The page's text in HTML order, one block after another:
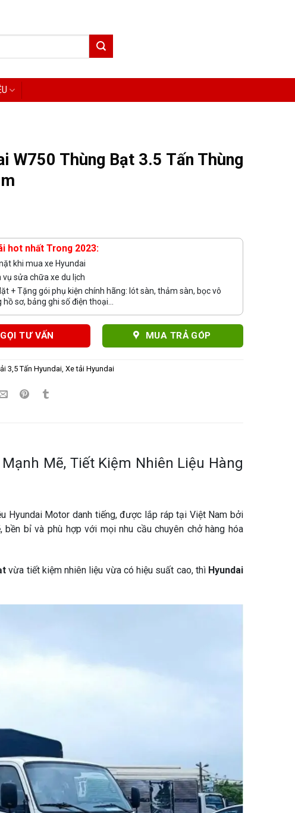
W750 Thùng Bạt 3.5 Tấn Thùng
hot nhất Trong 2023:
khi mua xe Hyundai
vụ sửa chữa xe du lịch
+ Tặng gói phụ kiện chính hãng: lót sàn, thảm sàn, bọc vô
hồ sơ, bảng ghi số điện thoại...
GỌI TƯ VẤN MUA TRẢ GÓP
3,5 Tấn Hyundai, Xe tải Hyundai
Mẽ, Tiết Kiệm Nhiên Liệu Hàng
Hyundai Motor danh tiếng, được lắp ráp tại Việt Nam bởi
bỉ và phù hợp với mọi nhu cầu chuyên chở hàng hóa
vừa tiết kiệm nhiên liệu vừa có hiệu suất cao, thì Hyundai